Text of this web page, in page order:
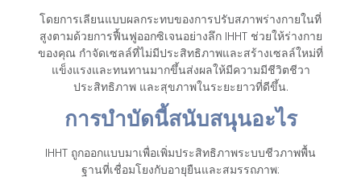
โดยการเลียนแบบผลกระทบของการปรับสภาพร่างกายในที่
สูงตามด้วยการฟื้นฟูออกซิเจนอย่างลึก IHHT ช่วยให้ร่างกาย
ของคุณ กำจัดเซลล์ที่ไม่มีประสิทธิภาพและสร้างเซลล์ใหม่ที่
แข็งแรงและทนทานมากขึ้นส่งผลให้มีความมีชีวิตชีวา
ประสิทธิภาพ และสุขภาพในระยะยาวที่ดีขึ้น.
การบำบัดนี้สนับสนุนอะไร
IHHT ถูกออกแบบมาเพื่อเพิ่มประสิทธิภาพระบบชีวภาพพื้น
ฐานที่เชื่อมโยงกับอายุยืนและสมรรถภาพ: